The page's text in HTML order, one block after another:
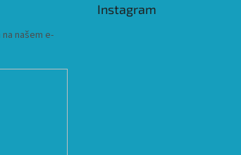
našem e-
Instagram